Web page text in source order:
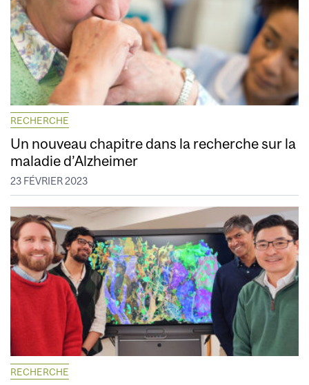
RECHERCHE
Un nouveau chapitre dans la recherche sur la
maladie d’Alzheimer
23 FÉVRIER 2023
RECHERCHE